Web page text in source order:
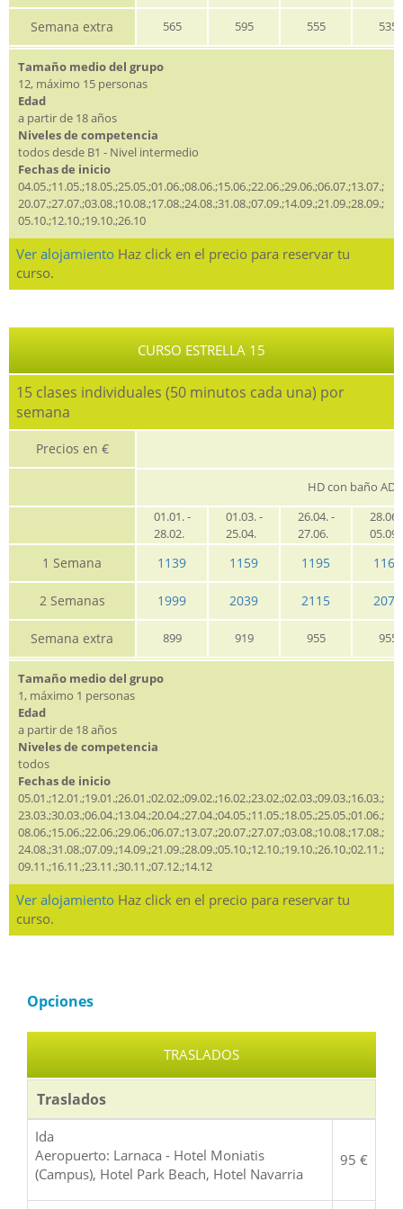
Semana extra 565 595 555 535
Tamaño medio del grupo
12, máximo 15 personas
Edad
a partir de 18 años
Niveles de competencia
todos desde B1 - Nivel intermedio
Fechas de inicio
04.05.;11.05.;18.05.;25.05.;01.06.;08.06.;15.06.;22.06.;29.06.;06.07.;13.07.;
20.07.;27.07.;03.08.;10.08.;17.08.;24.08.;31.08.;07.09.;14.09.;21.09.;28.09.;
05.10.;12.10.;19.10.;26.10
Ver alojamiento Haz click en el precio para reservar tu
curso.
CURSO ESTRELLA 15
15 clases individuales (50 minutos cada una) por
semana
Precios en €
HD con baño AD
01.01. -
28.02.
01.03. -
25.04.
26.04. -
27.06.
28.06.
1 Semana 1139 1159 1195 1165
2 Semanas 1999 2039 2115 2079
Semana extra 899 919 955 955
Tamaño medio del grupo
1, máximo 1 personas
Edad
a partir de 18 años
Niveles de competencia
todos
Fechas de inicio
05.01.;12.01.;19.01.;26.01.;02.02.;09.02.;16.02.;23.02.;02.03.;09.03.;16.03.;
23.03.;30.03.;06.04.;13.04.;20.04.;27.04.;04.05.;11.05.;18.05.;25.05.;01.06.;
08.06.;15.06.;22.06.;29.06.;06.07.;13.07.;20.07.;27.07.;03.08.;10.08.;17.08.;
24.08.;31.08.;07.09.;14.09.;21.09.;28.09.;05.10.;12.10.;19.10.;26.10.;02.11.;
09.11.;16.11.;23.11.;30.11.;07.12.;14.12
Ver alojamiento Haz click en el precio para reservar tu
curso.
Opciones
TRASLADOS
Traslados
Ida
Aeropuerto: Larnaca - Hotel Moniatis
(Campus), Hotel Park Beach, Hotel Navarria
95 €